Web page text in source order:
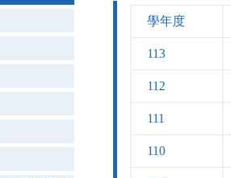
學年度
113
112
111
110